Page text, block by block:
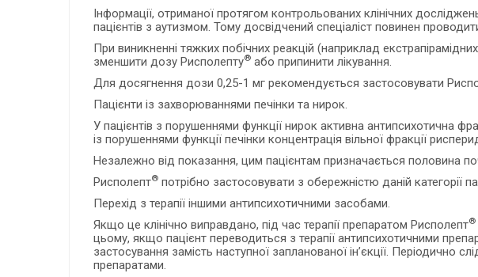
Інформації, отриманої протягом контрольованих клінічних
пацієнтів з аутизмом. Тому досвідчений спеціаліст повинен
При виникненні тяжких побічних реакцій (наприклад
зменшити дозу Рисполепту® або припинити лікування.
Для досягнення дози 0,25-1 мг рекомендується застосовувати
Пацієнти із захворюваннями печінки та нирок.
У пацієнтів з порушеннями функції нирок активна антипсихотична
із порушеннями функції печінки концентрація вільної фракції
Незалежно від показання, цим пацієнтам призначається половина
Рисполепт® потрібно застосовувати з обережністю даній категорії
Перехід з терапії іншими антипсихотичними засобами.
Якщо це клінічно виправдано, під час терапії препаратом Рисполепт®
цьому, якщо пацієнт переводиться з терапії антипсихотичними
застосування замість наступної запланованої ін’єкції. Періодично
препаратами.